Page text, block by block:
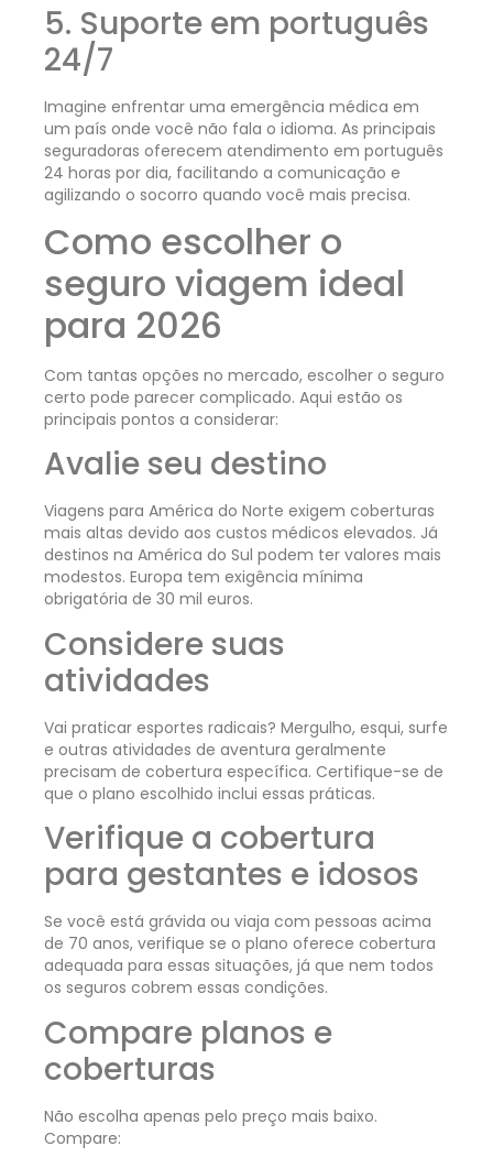
5. Suporte em português
24/7
Imagine enfrentar uma emergência médica em
um país onde você não fala o idioma. As principais
seguradoras oferecem atendimento em português
24 horas por dia, facilitando a comunicação e
agilizando o socorro quando você mais precisa.
Como escolher o
seguro viagem ideal
para 2026
Com tantas opções no mercado, escolher o seguro
certo pode parecer complicado. Aqui estão os
principais pontos a considerar:
Avalie seu destino
Viagens para América do Norte exigem coberturas
mais altas devido aos custos médicos elevados. Já
destinos na América do Sul podem ter valores mais
modestos. Europa tem exigência mínima
obrigatória de 30 mil euros.
Considere suas
atividades
Vai praticar esportes radicais? Mergulho, esqui, surfe
e outras atividades de aventura geralmente
precisam de cobertura específica. Certifique-se de
que o plano escolhido inclui essas práticas.
Verifique a cobertura
para gestantes e idosos
Se você está grávida ou viaja com pessoas acima
de 70 anos, verifique se o plano oferece cobertura
adequada para essas situações, já que nem todos
os seguros cobrem essas condições.
Compare planos e
coberturas
Não escolha apenas pelo preço mais baixo.
Compare: